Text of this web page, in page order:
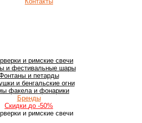
и римские свечи
и фестивальные шары
и петарды
и бенгальские огни
факела и фонарики
Бренды
Скидки до -50%
и римские свечи